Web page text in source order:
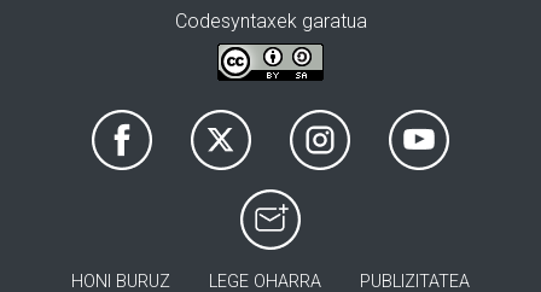
Codesyntaxek garatua
HONI BURUZ LEGE OHARRA PUBLIZITATEA